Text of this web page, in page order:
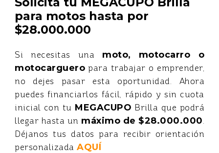
para motos hasta por
$28.000.000
Si necesitas una moto, motocarro o
motocarguero para trabajar o emprender,
no dejes pasar esta oportunidad. Ahora
puedes financiarlos fácil, rápido y sin cuota
inicial con tu MEGACUPO Brilla que podrá
llegar hasta un máximo de $28.000.000.
Déjanos tus datos para recibir orientación
personalizada AQUÍ